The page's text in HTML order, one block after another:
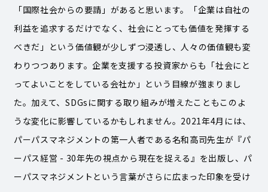
「国際社会からの要請」があると思います。「企業は自社の
利益を追求するだけでなく、社会にとっても価値を発揮する
べきだ」という価値観が少しずつ浸透し、人々の価値観も変
わりつつあります。企業を支援する投資家からも「社会にと
ってよいことをしている会社か」という目線が強まりまし
た。加えて、SDGsに関する取り組みが増えたこともこのよ
うな変化に影響しているかもしれません。2021年4月には、
パーパスマネジメントの第一人者である名和高司先生が『パ
ーパス経営 - 30年先の視点から現在を捉える』を出版し、パ
ーパスマネジメントという言葉がさらに広まった印象を受け